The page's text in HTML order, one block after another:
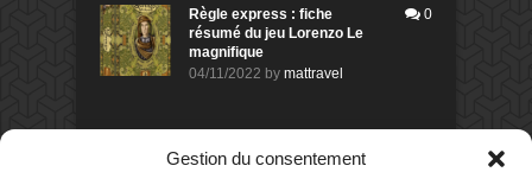
Gestion du consentement
Règle express : fiche
résumé du jeu Lorenzo Le
magnifique
04/11/2022 by mattravel
0
DERNIERS AVIS DES MEMBRES